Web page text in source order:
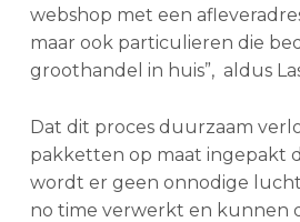
webshop met een
maar ook particulieren die
groothandel in huis”, aldus
Dat dit proces duurzaam
pakketten op maat ingepakt
wordt er geen onnodige
no time verwerkt en kunnen